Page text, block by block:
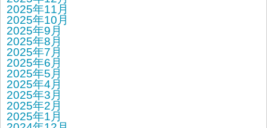
2025年11月
2025年10月
2025年9月
2025年8月
2025年7月
2025年6月
2025年5月
2025年4月
2025年3月
2025年2月
2025年1月